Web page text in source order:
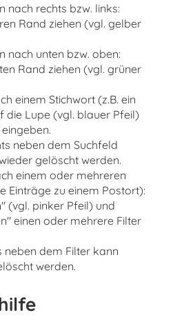
nach rechts bzw. links:
Rand ziehen (vgl. gelber
nach unten bzw. oben:
Rand ziehen (vgl. grüner
einem Stichwort (z.B. ein
die Lupe (vgl. blauer Pfeil)
neben dem Suchfeld
gelöscht werden.
einem oder mehreren
Einträge zu einem Postort):
(vgl. pinker Pfeil) und
einen oder mehrere Filter
neben dem Filter kann
werden.